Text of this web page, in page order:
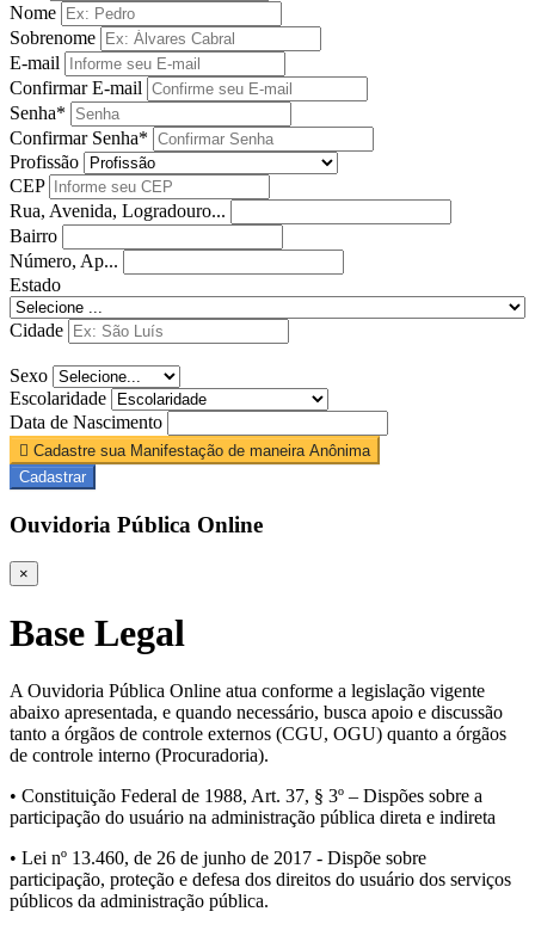
Nome
Sobrenome
E-mail
Confirmar E-mail
Senha*
Confirmar Senha*
Profissão
CEP
Rua, Avenida, Logradouro...
Bairro
Número, Ap...
Estado
Cidade
Sexo
Escolaridade
Data de Nascimento
Cadastre sua Manifestação de maneira Anônima
Cadastrar
Ouvidoria Pública Online
×
Base Legal
A Ouvidoria Pública Online atua conforme a legislação vigente
abaixo apresentada, e quando necessário, busca apoio e discussão
tanto a órgãos de controle externos (CGU, OGU) quanto a órgãos
de controle interno (Procuradoria).
• Constituição Federal de 1988, Art. 37, § 3º – Dispões sobre a
participação do usuário na administração pública direta e indireta
• Lei nº 13.460, de 26 de junho de 2017 - Dispõe sobre
participação, proteção e defesa dos direitos do usuário dos serviços
públicos da administração pública.